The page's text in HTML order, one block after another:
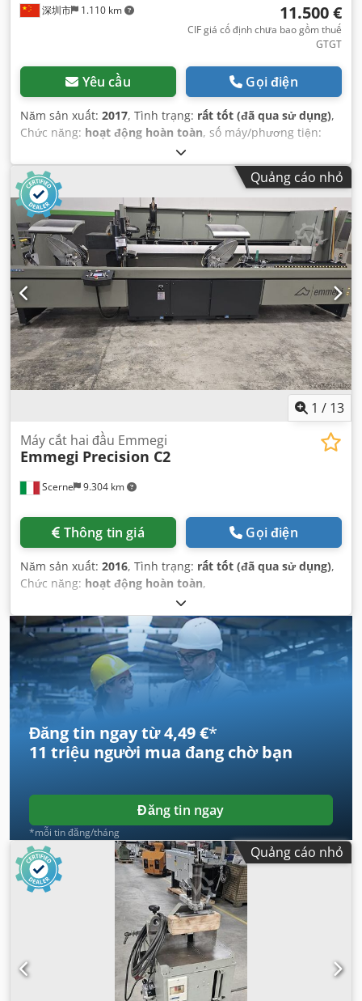
深圳市 1.110 km 11.500 €
CIF giá cố định chưa bao gồm thuế
GTGT
Yêu cầu Gọi điện
Năm sản xuất: 2017, Tình trạng: rất tốt (đã qua sử dụng),
Chức năng: hoạt động hoàn toàn, số máy/phương tiện:
Quảng cáo nhỏ
1 / 13
Scerne 9.304 km
Máy cắt hai đầu Emmegi
Emmegi Precision C2
Thông tin giá Gọi điện
Năm sản xuất: 2016, Tình trạng: rất tốt (đã qua sử dụng),
Chức năng: hoạt động hoàn toàn,
Đăng tin ngay từ 4,49 €*
11 triệu người mua đang chờ bạn
Đăng tin ngay
*mỗi tin đăng/tháng
Quảng cáo nhỏ